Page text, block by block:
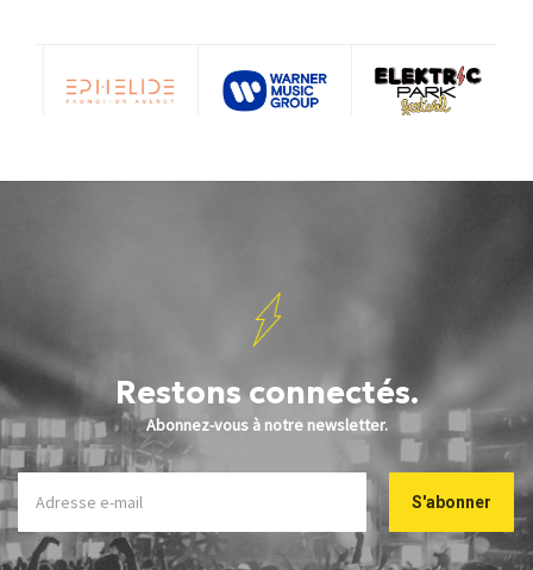
Restons connectés.
Abonnez-vous à notre newsletter.